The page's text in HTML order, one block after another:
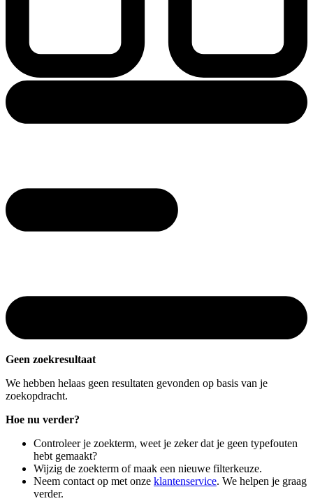
Geen zoekresultaat
We hebben helaas geen resultaten gevonden op basis van je
zoekopdracht.
Hoe nu verder?
Controleer je zoekterm, weet je zeker dat je geen typefouten
hebt gemaakt?
Wijzig de zoekterm of maak een nieuwe filterkeuze.
Neem contact op met onze klantenservice. We helpen je graag
verder.